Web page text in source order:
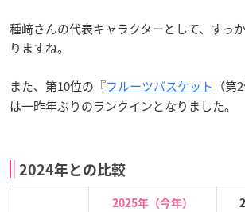
種﨑さんの代表キャラクターとして、すっ
りますね。
また、第10位の『フルーツバスケット （第
は一昨年ぶりのランクインとなりました。
2024年との比較
2025年（今年）